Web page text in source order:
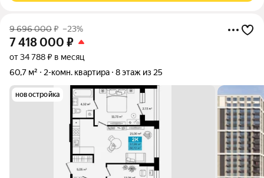
9 696 000₽ –23%
7 418 000 ₽
от 34 788 ₽ в месяц
60,7 м²
2-комн. квартира 8 этаж из 25
новостройка